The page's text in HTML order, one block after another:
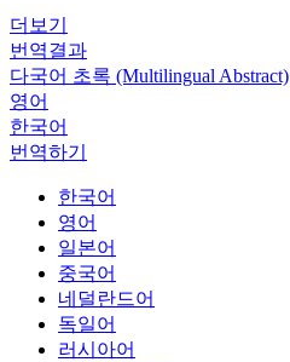
더보기
번역결과
다국어 초록 (Multilingual Abstract)
영어
한국어
번역하기
한국어
영어
일본어
중국어
네덜란드어
독일어
러시아어